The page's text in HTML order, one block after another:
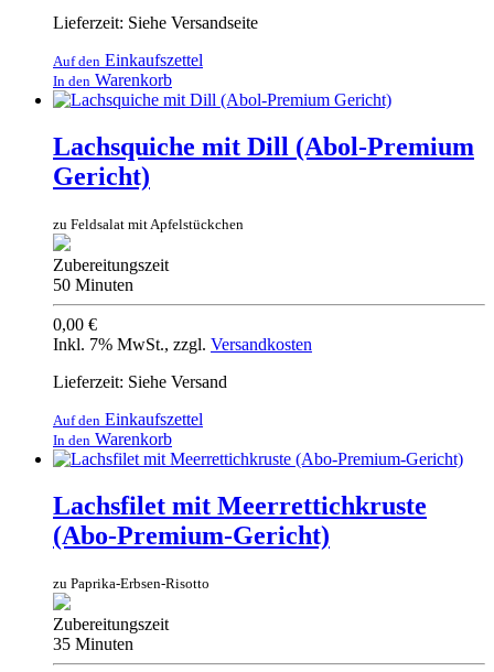
Lieferzeit: Siehe Versandseite
Auf den Einkaufszettel
In den Warenkorb
Lachsquiche mit Dill (Abol-Premium
Gericht)
zu Feldsalat mit Apfelstückchen
Zubereitungszeit
50 Minuten
0,00 €
Inkl. 7% MwSt., zzgl. Versandkosten
Lieferzeit: Siehe Versand
Auf den Einkaufszettel
In den Warenkorb
Lachsfilet mit Meerrettichkruste
(Abo-Premium-Gericht)
zu Paprika-Erbsen-Risotto
Zubereitungszeit
35 Minuten